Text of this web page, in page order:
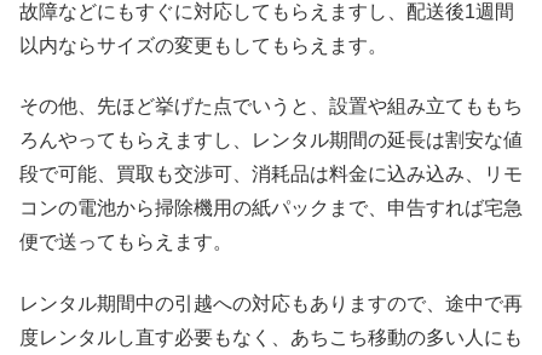
故障などにもすぐに対応してもらえますし、配送後1週間
以内ならサイズの変更もしてもらえます。
その他、先ほど挙げた点でいうと、設置や組み立てももち
ろんやってもらえますし、レンタル期間の延長は割安な値
段で可能、買取も交渉可、消耗品は料金に込み込み、リモ
コンの電池から掃除機用の紙パックまで、申告すれば宅急
便で送ってもらえます。
レンタル期間中の引越への対応もありますので、途中で再
度レンタルし直す必要もなく、あちこち移動の多い人にも